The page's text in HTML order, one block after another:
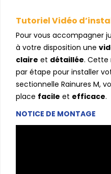
Tutoriel Vidéo
Pour vous accompagner
à votre disposition une
claire et détaillée. Cette
par étape pour installer
sectionnelle Rainures M,
place facile et efficace.
NOTICE DE MONTAGE